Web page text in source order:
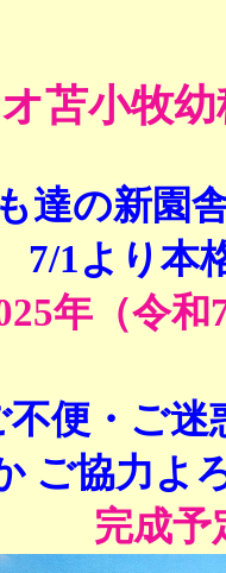
苫小牧
達の新園
7/1より本
年（令
不便・ご
ご協力よ
完成予